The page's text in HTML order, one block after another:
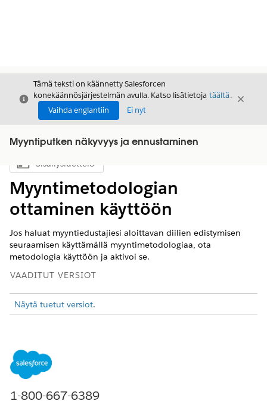
Sulje
Tämä teksti on käännetty Salesforcen
konekäännösjärjestelmän avulla. Katso lisätietoja täältä.
Vaihda englantiin
Ei nyt
Sulje
Myyntiputken näkyvyys ja ennustaminen
Näytä sisällysluettelo
Sisällysluettelo
Myyntimetodologian
ottaminen käyttöön
Jos haluat myyntiedustajiesi aloittavan diilien edistymisen
seuraamisen käyttämällä myyntimetodologiaa, ota
metodologia käyttöön ja aktivoi se.
VAADITUT VERSIOT
Näytä tuetut versiot.
Myyntiputken tarkastus -
ominaisuuden ottaminen
käyttöön:
1-800-667-6389